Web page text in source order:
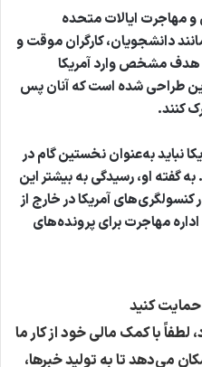
مهاجرت ایالات متحده
دانشجویان، کارگران موقت و
مشخص وارد آمریکا
طراحی شده است که آنان پس
کنند.
نباید به‌عنوان نخستین گام در
گفته او، رسیدگی به بیشتر این
آمریکا در خارج از
مهاجرت برای پرونده‌های
حمایت کنید
با کمک مالی خود از کار ما
می‌دهد تا به تولید خبرها،